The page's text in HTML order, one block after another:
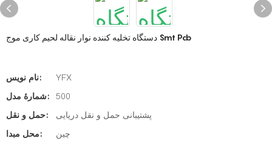
دستگاه تخلیه کننده نوار نقاله لحیم کاری موج Smt Pcb
نام نویس:
YFX
شمارۀ مدل:
500
حمل و نقل:
پشتیبانی حمل و نقل دریایی
محل مبدا:
چین